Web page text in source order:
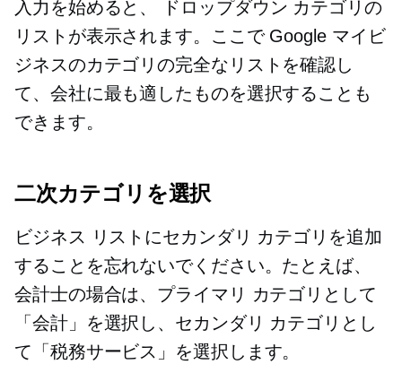
入力を始めると、 ドロップダウン カテゴリの
リストが表示されます。ここで Google マイビ
ジネスのカテゴリの完全なリストを確認し
て、会社に最も適したものを選択することも
できます。
二次カテゴリを選択
ビジネス リストにセカンダリ カテゴリを追加
することを忘れないでください。たとえば、
会計士の場合は、プライマリ カテゴリとして
「会計」を選択し、セカンダリ カテゴリとし
て「税務サービス」を選択します。